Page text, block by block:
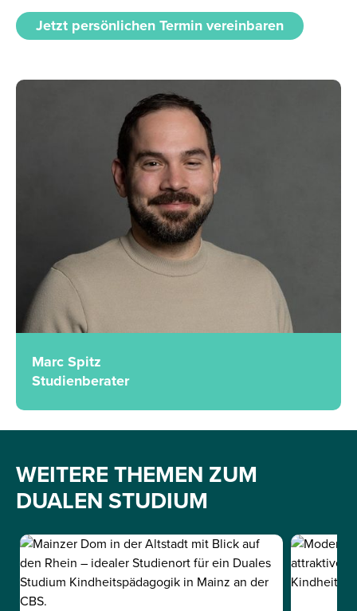
Jetzt persönlichen Termin vereinbaren
Marc Spitz
Studienberater
WEITERE THEMEN ZUM
DUALEN STUDIUM